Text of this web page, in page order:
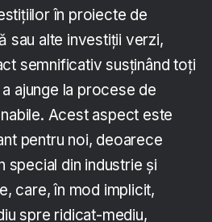
în proiecte de
sau alte investiții verzi,
semnificativ susținând toți
ajunge la procese de
Acest aspect este
pentru noi, deoarece
special din industrie și
care, în mod implicit,
spre ridicat-mediu,